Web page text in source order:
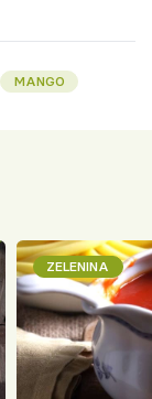
MANGO
ZELENINA